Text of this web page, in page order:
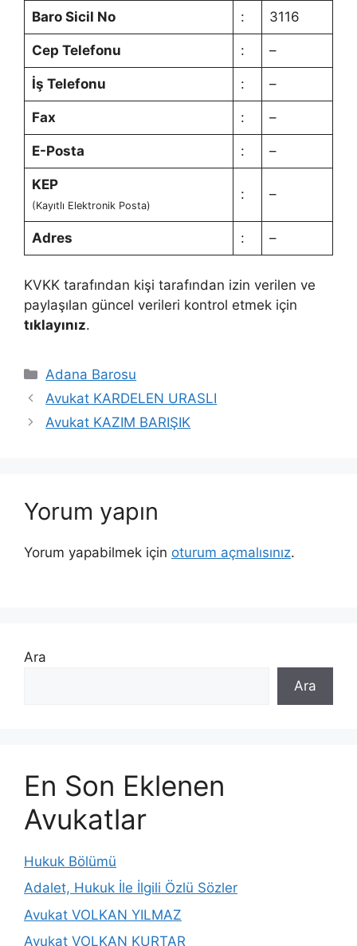
Baro Sicil No : 3116
Cep Telefonu : –
İş Telefonu : –
Fax : –
E-Posta : –
KEP
(Kayıtlı Elektronik Posta)
: –
Adres : –
KVKK tarafından kişi tarafından izin verilen ve
paylaşılan güncel verileri kontrol etmek için
tıklayınız.
Kategoriler
Adana Barosu
Avukat KARDELEN URASLI
Avukat KAZIM BARIŞIK
Yorum yapın
Yorum yapabilmek için oturum açmalısınız.
Ara
Ara
En Son Eklenen
Avukatlar
Hukuk Bölümü
Adalet, Hukuk İle İlgili Özlü Sözler
Avukat VOLKAN YILMAZ
Avukat VOLKAN KURTAR